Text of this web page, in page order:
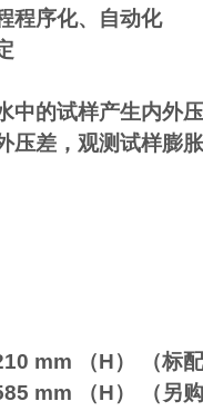
程序化、自动化
中的试样产生内外
压差，观测试样膨
mm （H） （标配
H） （另购